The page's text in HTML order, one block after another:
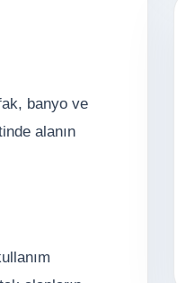
banyo ve
alanın